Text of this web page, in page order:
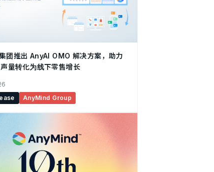
团推出 AnyAI OMO 解决方案，助力
量转化为线下零售增长
AnyMind Group